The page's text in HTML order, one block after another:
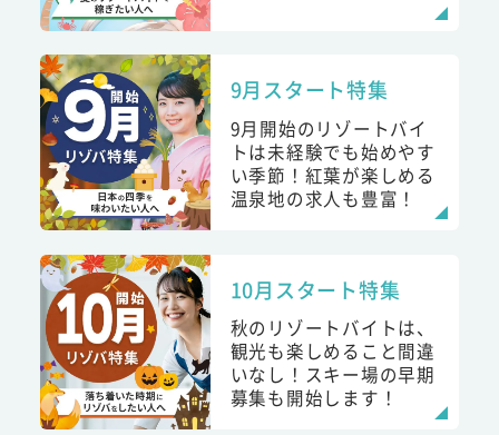
9月スタート特集
9月開始のリゾートバイ
トは未経験でも始めやす
い季節！紅葉が楽しめる
温泉地の求人も豊富！
10月スタート特集
秋のリゾートバイトは、
観光も楽しめること間違
いなし！スキー場の早期
募集も開始します！